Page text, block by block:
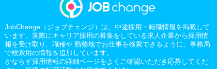
JobChange（ジョブチェンジ）は、中途採用・転職情報を掲載して
います。実際にキャリア採用の募集をしている求人企業から採用情
報を受け取り、職種や 勤務地でお仕事を検索できるように、事務局
で検索用の情報を追加しています。
かならず採用情報の詳細ページをよくご確認いただき応募してくだ